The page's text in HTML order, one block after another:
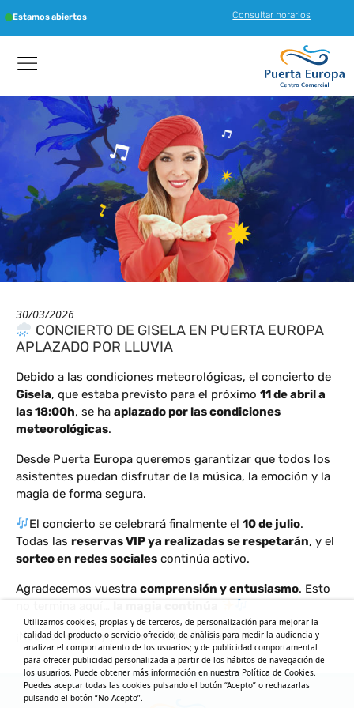
Estamos abiertos Consultar horarios
30/03/2026
CONCIERTO DE GISELA EN PUERTA EUROPA
APLAZADO POR LLUVIA
Debido a las condiciones meteorológicas, el concierto de
Gisela, que estaba previsto para el próximo 11 de abril a
las 18:00h, se ha aplazado por las condiciones
meteorológicas.
Desde Puerta Europa queremos garantizar que todos los
asistentes puedan disfrutar de la música, la emoción y la
magia de forma segura.
El concierto se celebrará finalmente el10 de julio.
Todas las reservas VIP ya realizadas se respetarán, y el
sorteo en redes sociales continúa activo.
Agradecemos vuestra comprensión y entusiasmo. Esto
¡Nos vemos muy pronto en Puerta Europa!
Utilizamos cookies, propias y de terceros, de personalización para mejorar la
calidad del producto o servicio ofrecido; de análisis para medir la audiencia y
analizar el comportamiento de los usuarios; y de publicidad comportamental
para ofrecer publicidad personalizada a partir de los hábitos de navegación de
los usuarios. Puede obtener más información en nuestra Política de Cookies.
Puedes aceptar todas las cookies pulsando el botón “Acepto” o rechazarlas
pulsando el botón “No Acepto”.